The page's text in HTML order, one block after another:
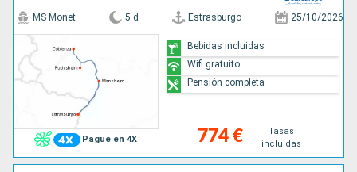
Pague en 4X
MS Monet 5 d Estrasburgo 25/10/2026
774 €
Tasas
incluidas
Bebidas incluidas
Wifi gratuito
Pensión completa